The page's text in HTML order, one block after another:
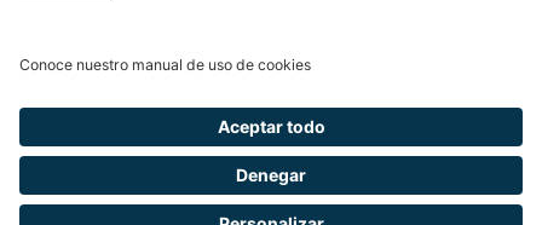
Reconocimiento como Universidad: Decreto 1297 del 30 de mayo de 1964.
Reconocimiento personería jurídica: Resolución 28 del 23 de febrero de 1949